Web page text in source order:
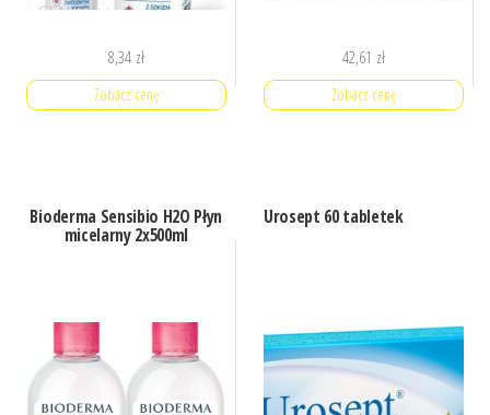
8,34 zł
Zobacz cenę
42,61 zł
Zobacz cenę
Bioderma Sensibio H2O Płyn
micelarny 2x500ml
Urosept 60 tabletek